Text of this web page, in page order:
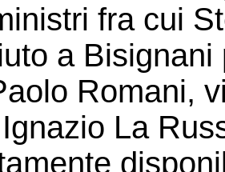
fra cui
a
Romani,
La